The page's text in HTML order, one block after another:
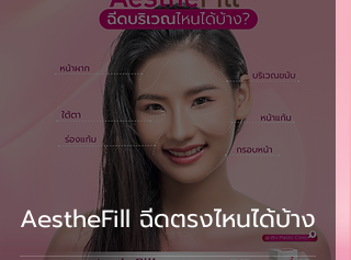
AestheFill ฉีดตรงไหนได้บ้าง